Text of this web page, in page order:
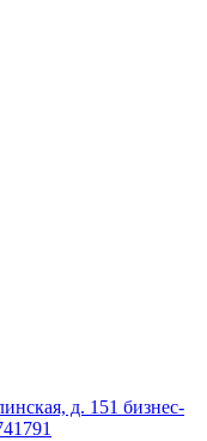
д. 151 бизнес-